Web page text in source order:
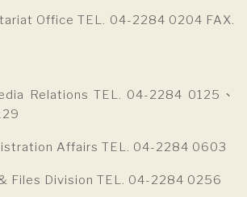
Office TEL. 04-2284 0204 FAX.
Relations TEL. 04-2284 0125、
Affairs TEL. 04-2284 0603
Division TEL. 04-2284 0256